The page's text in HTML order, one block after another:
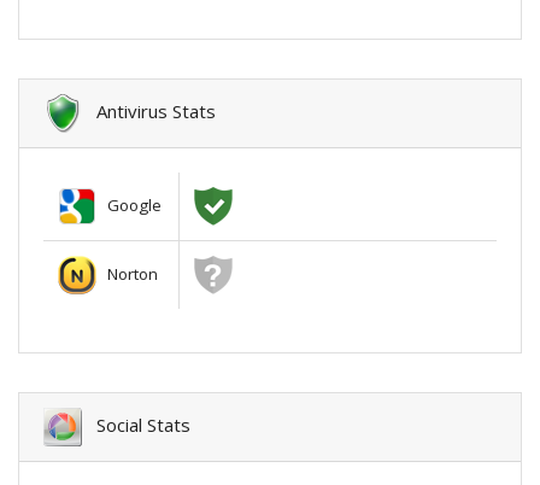
Antivirus Stats
Google
Norton
Social Stats